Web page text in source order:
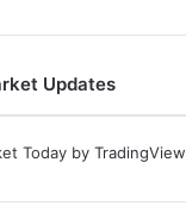
Updates
Today by TradingView